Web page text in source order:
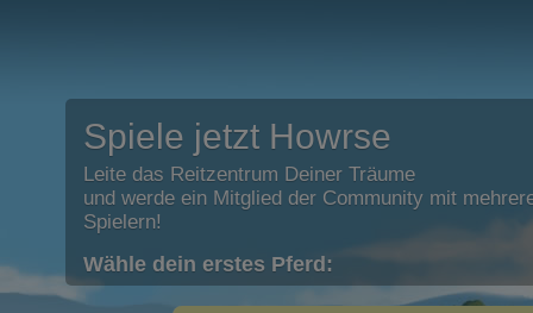
Spiele jetzt Howrse
Leite das Reitzentrum Deiner Träume
und werde ein Mitglied der Community mit
Spielern!
Wähle dein erstes Pferd: